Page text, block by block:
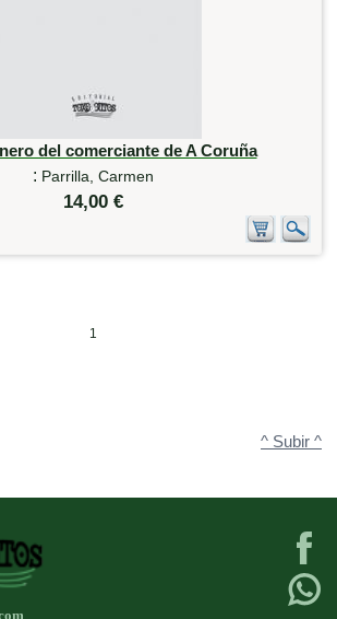
del comerciante de A Coruña
: Parrilla, Carmen
14,00 €
1
^ Subir ^